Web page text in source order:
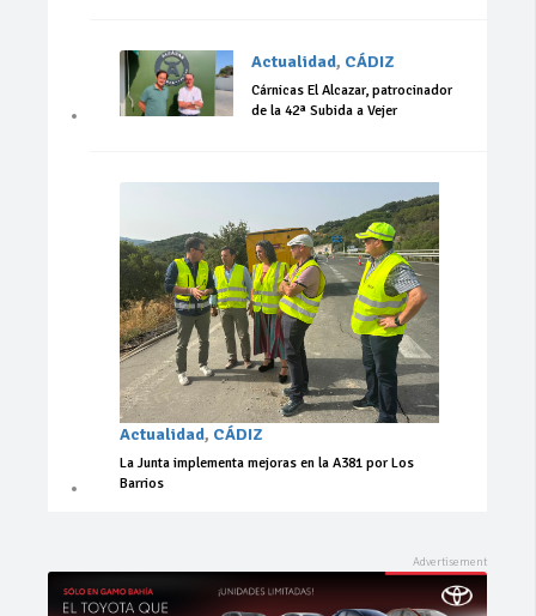
Actualidad, CÁDIZ
Cárnicas El Alcazar, patrocinador
de la 42ª Subida a Vejer
Actualidad, CÁDIZ
La Junta implementa mejoras en la A381 por Los
Barrios